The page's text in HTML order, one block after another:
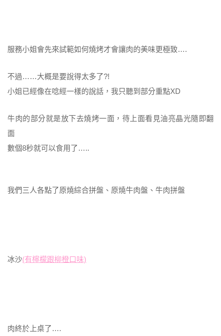
服務小姐會先來試範如何燒烤才會讓肉的美味更極致….
不過……大概是要說得太多了?!
小姐已經像在唸經一樣的說話，我只聽到部分重點XD
牛肉的部分就是放下去燒烤一面，待上面看見油亮晶光隨即翻
面
數個8秒就可以食用了…..
我們三人各點了原燒綜合拼盤、原燒牛肉盤、牛肉拼盤
冰沙(有檸檬跟柳橙口味)
肉終於上桌了….